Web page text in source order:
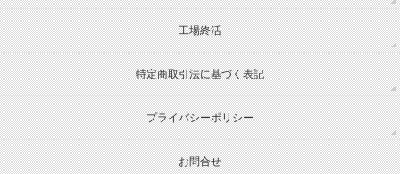
工場終活
特定商取引法に基づく表記
プライバシーポリシー
お問合せ